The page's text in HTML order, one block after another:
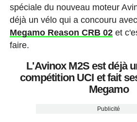
spéciale du nouveau moteur
déjà un vélo qui a concouru
Megamo Reason CRB 02et
faire.
L'Avinox M2S est déjà
compétition UCI et fait
Megamo
Publicité